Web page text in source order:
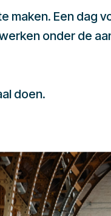
maken. Een dag
onder de
doen.